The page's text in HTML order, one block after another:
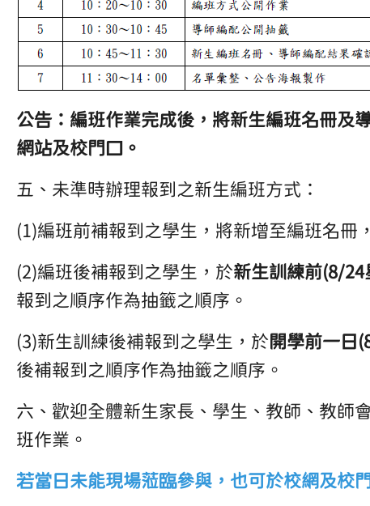
公告：編班作業完成後，將新生編班名冊及
網站及校門口。
五、未準時辦理報到之新生編班方式：
(1)編班前補報到之學生，將新增至編班名冊
(2)編班後補報到之學生，於新生訓練前(8/24
報到之順序作為抽籤之順序。
(3)新生訓練後補報到之學生，於 開學前一日
後補報到之順序作為抽籤之順序。
六、歡迎全體新生家長、學生、教師、教師
班作業。
若當日未能現場蒞臨參與，也可於校網及校